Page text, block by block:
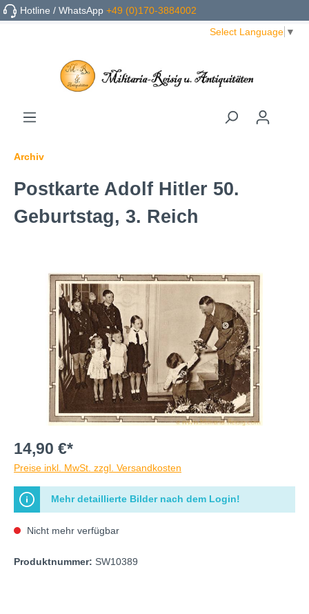
Hotline / WhatsApp+49 (0)170-3884002
Select Language ▼
Archiv
Postkarte Adolf Hitler 50.
Geburtstag, 3. Reich
14,90 €*
Preise inkl. MwSt. zzgl. Versandkosten
Mehr detaillierte Bilder nach dem Login!
Nicht mehr verfügbar
Produktnummer: SW10389